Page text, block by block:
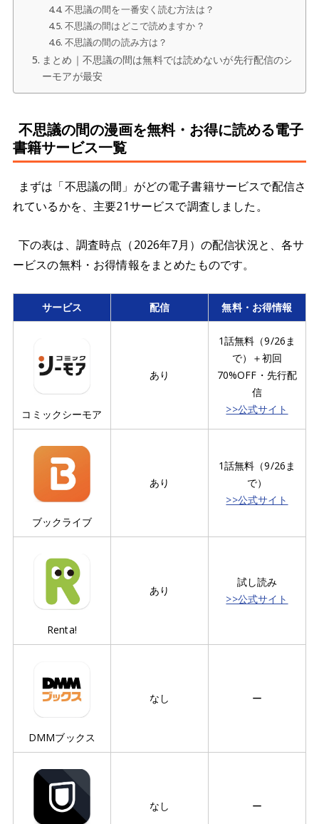
不思議の間を一番安く読む方法は？
不思議の間はどこで読めますか？
不思議の間の読み方は？
まとめ｜不思議の間は無料では読めないが先行配信のシ
ーモアが最安
不思議の間の漫画を無料・お得に読める電子
書籍サービス一覧
まずは「不思議の間」がどの電子書籍サービスで配信さ
れているかを、主要21サービスで調査しました。
下の表は、調査時点（2026年7月）の配信状況と、各サ
ービスの無料・お得情報をまとめたものです。
サービス 配信 無料・お得情報
コミックシーモア
あり
1話無料（9/26ま
で）＋初回
70%OFF・先行配
信
>>公式サイト
ブックライブ
あり
1話無料（9/26ま
で）
>>公式サイト
Renta!
あり
試し読み
>>公式サイト
DMMブックス
なし ー
なし ー